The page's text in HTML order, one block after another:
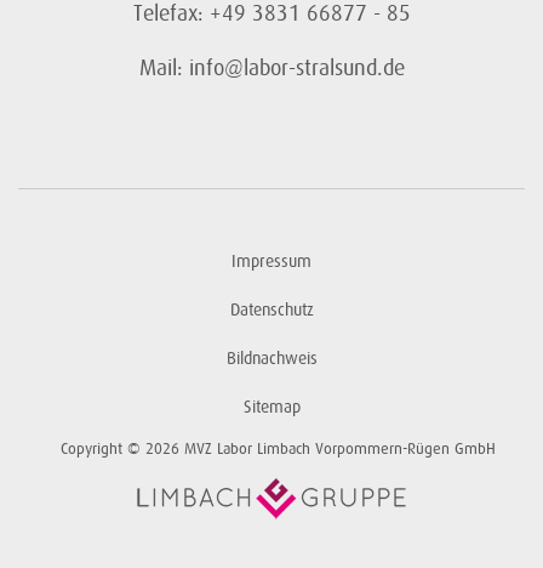
Telefax: +49 3831 66877 - 85
Mail: info@labor-stralsund.de
Impressum
Datenschutz
Bildnachweis
Sitemap
Copyright © 2026 MVZ Labor Limbach Vorpommern-Rügen GmbH